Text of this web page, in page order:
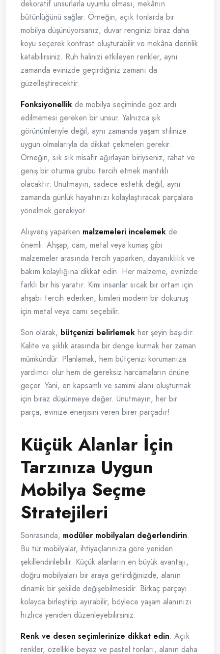
dekoratif unsurlarla uyumlu olması, mekânın
bütünlüğünü sağlar. Örneğin, açık tonlarda bir
mobilya düşünüyorsanız, duvar renginizi biraz daha
koyu seçerek kontrast oluşturabilir ve mekâna derinlik
katabilirsiniz. Ruh halinizi etkileyen renkler, aynı
zamanda evinizde geçirdiğiniz zamanı da
güzelleştirecektir.
Fonksiyonellik de mobilya seçiminde göz ardı
edilmemesi gereken bir unsur. Yalnızca şık
görünümleriyle değil, aynı zamanda yaşam stilinize
uygun olmalarıyla da dikkat çekmeleri gerekir.
Örneğin, sık sık misafir ağırlayan biriyseniz, rahat ve
geniş bir oturma grubu tercih etmek mantıklı
olacaktır. Unutmayın, sadece estetik değil, aynı
zamanda günlük hayatınızı kolaylaştıracak parçalara
yönelmek gerekiyor.
Alışveriş yaparken malzemeleri incelemek de
önemli. Ahşap, cam, metal veya kumaş gibi
malzemeler arasında tercih yaparken, dayanıklılık ve
bakım kolaylığına dikkat edin. Her malzeme, evinizde
farklı bir his yaratır. Kimi insanlar sıcak bir ortam için
ahşabı tercih ederken, kimileri modern bir dokunuş
için metal veya camı seçebilir.
Son olarak, bütçenizi belirlemek her şeyin başıdır.
Kalite ve şıklık arasında bir denge kurmak her zaman
mümkündür. Planlamak, hem bütçenizi korumanıza
yardımcı olur hem de gereksiz harcamaların önüne
geçer. Yani, en kapsamlı ve samimi alanı oluşturmak
için biraz düşünmeye değer. Unutmayın, her bir
parça, evinize enerjisini veren birer parçadır!
Küçük Alanlar İçin
Tarzınıza Uygun
Mobilya Seçme
Stratejileri
Sonrasında, modüler mobilyaları değerlendirin.
Bu tür mobilyalar, ihtiyaçlarınıza göre yeniden
şekillendirilebilir. Küçük alanların en büyük avantajı,
doğru mobilyaları bir araya getirdiğinizde, alanın
dinamik bir şekilde değişebilmesidir. Birkaç parçayı
kolayca birleştirip ayırabilir, böylece yaşam alanınızı
hızlıca yeniden düzenleyebilirsiniz.
Renk ve desen seçimlerinize dikkat edin. Açık
renkler, özellikle beyaz ve pastel tonları, alanın daha